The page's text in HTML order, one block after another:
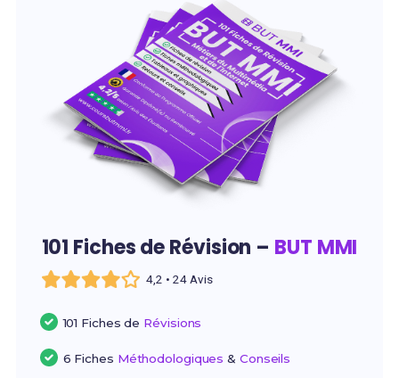
101 Fiches de Révision – BUT MMI
4,2 • 24 Avis
101 Fiches de Révisions
6 Fiches Méthodologiques & Conseils